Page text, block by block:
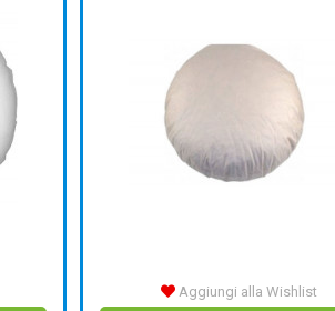
Aggiungi alla Wishlist